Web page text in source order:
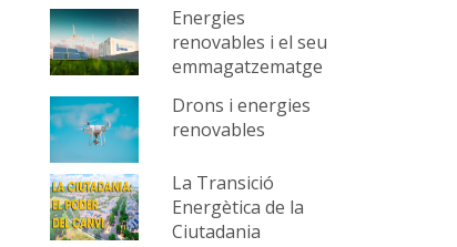
Energies
renovables i el seu
emmagatzematge
Drons i energies
renovables
La Transició
Energètica de la
Ciutadania